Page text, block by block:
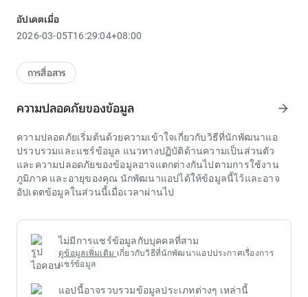
อย่างเต็มที่ตลอดหลายปีที่ผ่านมา
การวิเคราะห์เพื่อให้ได้
เข้าสู่ระบบu31
เดียวกันเข้าสู่ระบบu31
เชิงสัญลักษณ์ได้อีกด้วย คุณภาพของ
วิทยาศาสตร์ ซึ่งไม่ได้ขึ้นอยู่กับอารมณ์หรือความเชื่อโชคลาง
เข้าสู่ระบบu31แทนที่จะเน้นแค่ประเภทเกมเดียว ระบบเหล่านี้มัก
นำเสนอเกมไพ่ที่แตกต่างกันหลายสิบหรือหลายร้อยเกม ตั้งแต่เกม
แบบดั้งเดิมไปจนถึงเกมสมัยใหม่ ความหลากหลายนี้ตอบสนอง
ความต้องการด้านความบันเทิงที่แตกต่างกัน ทำให้ผู้เล่นสามารถ
เลือกประสบการณ์ที่เหมาะกับความชอบส่วนตัวได้อย่างอิสระ
อัปเดตเมื่อ
2026-03-05T16:29:04+08:00
การสื่อสาร
ความปลอดภัยของข้อมูล arrow_forward
ความปลอดภัยเริ่มต้นด้วยความเข้าใจเกี่ยวกับวิธีที่นักพัฒนาแอ
ปรวบรวมและแชร์ข้อมูล แนวทางปฏิบัติด้านความเป็นส่วนตัว
และความปลอดภัยของข้อมูลอาจแตกต่างกันไปตามการใช้งาน
ภูมิภาค และอายุของคุณ นักพัฒนาแอปได้ให้ข้อมูลนี้ไว้และอาจ
อัปเดตข้อมูลในส่วนนี้เมื่อเวลาผ่านไป
ไม่มีการแชร์ข้อมูลกับบุคคลที่สาม
ดูข้อมูลเพิ่มเติม เกี่ยวกับวิธีที่นักพัฒนาแอปประกาศเรื่องการ
แชร์ข้อมูล
แอปนี้อาจรวบรวมข้อมูลประเภทต่างๆ เหล่านี้